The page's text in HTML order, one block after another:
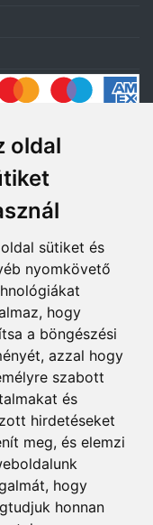
oldal
sütiket és
nyomkövető
hogy
a böngészési
azzal hogy
szabott
és
hirdetéseket
meg, és elemzi
hogy
honnan
és hozzájárulok